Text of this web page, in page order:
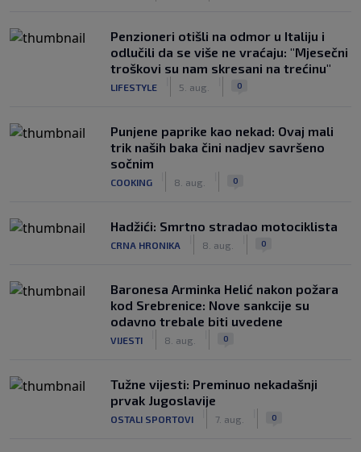
Penzioneri otišli na odmor u Italiju i
odlučili da se više ne vraćaju: "Mjesečni
troškovi su nam skresani na trećinu"
LIFESTYLE 5. aug. 0
Punjene paprike kao nekad: Ovaj mali
trik naših baka čini nadjev savršeno
sočnim
COOKING 8. aug. 0
Hadžići: Smrtno stradao motociklista
CRNA HRONIKA 8. aug. 0
Baronesa Arminka Helić nakon požara
kod Srebrenice: Nove sankcije su
odavno trebale biti uvedene
VIJESTI 8. aug. 0
Tužne vijesti: Preminuo nekadašnji
prvak Jugoslavije
OSTALI SPORTOVI 7. aug. 0